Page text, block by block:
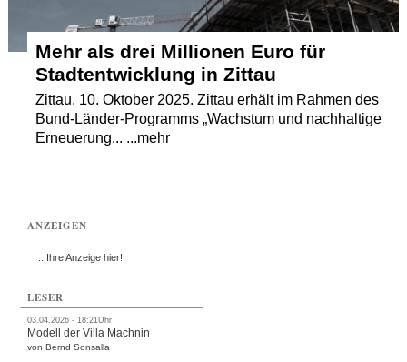
Mehr als drei Millionen Euro für
Stadtentwicklung in Zittau
Zittau, 10. Oktober 2025. Zittau erhält im Rahmen des
Bund-Länder-Programms „Wachstum und nachhaltige
Erneuerung... ...mehr
ANZEIGEN
...Ihre Anzeige hier!
LESER
03.04.2026 - 18:21Uhr
Modell der Villa Machnin
von Bernd Sonsalla